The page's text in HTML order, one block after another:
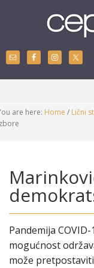
are here: Home / Lični
Pandemija
mogućnost
može